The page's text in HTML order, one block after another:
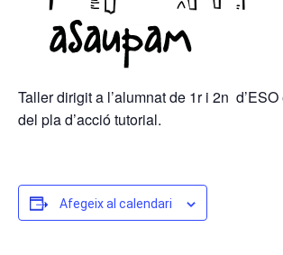
Taller dirigit a l’alumnat de 1r i 2n
del pla d’acció tutorial.
Afegeix al calendari